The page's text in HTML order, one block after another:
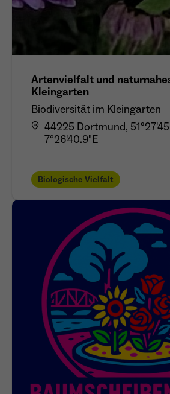
Artenvielfalt und
Kleingarten
Biodiversität im Kleingarten
44225 Dortmund,
7°26'40.9"E
Biologische Vielfalt